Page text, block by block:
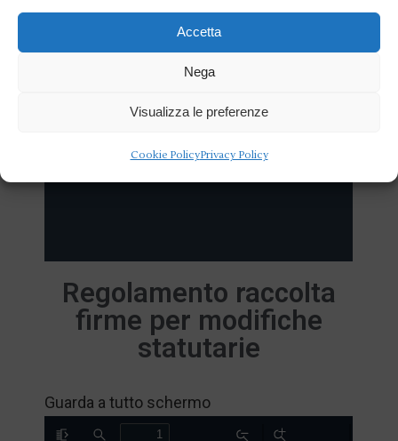
Accetta
Nega
Visualizza le preferenze
Cookie PolicyPrivacy Policy
Regolamento raccolta
firme per modifiche
statutarie
Guarda a tutto schermo